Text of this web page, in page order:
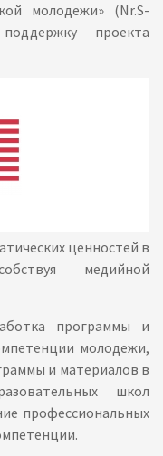
молодежи» (Nr.S-
проекта
ценностей в
медийной
программы и
молодежи,
и материалов в
школ
профессиональных